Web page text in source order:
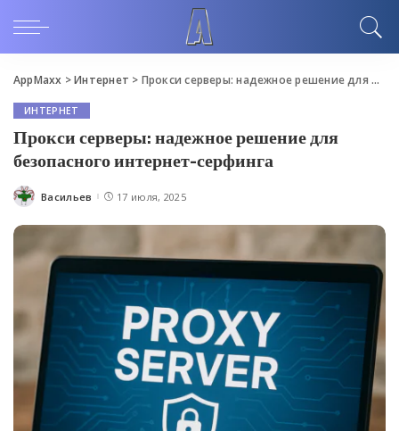
AppMaxx >Интернет > Прокси серверы: надежное решение для безопасного интернет-серфинга
ИНТЕРНЕТ
Прокси серверы: надежное решение для
безопасного интернет-серфинга
Posted
Васильев 17 июля, 2025